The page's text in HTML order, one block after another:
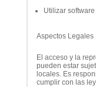
Utilizar
Aspectos Legales
El acceso y la
pueden estar
locales. Es
cumplir con las